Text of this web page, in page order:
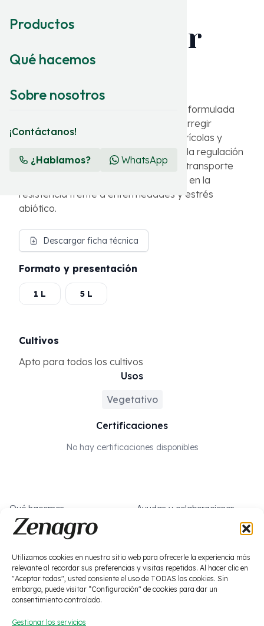
Utilizamos cookies en nuestro sitio web para ofrecerle la experiencia más
relevante al recordar sus preferencias y visitas repetidas. Al hacer clic en
"Aceptar todas", usted consiente el uso de TODAS las cookies. Sin
embargo, puede visitar “Configuración" de cookies para dar un
consentimiento controlado.
Gestionar los servicios
Productos
Qué hacemos
Sobre nosotros
¡Contáctanos!
¿Hablamos? WhatsApp
Pulpamor
INDUCCIÓN VEGETATIVA
Solución concentrada de alta pureza, formulada
en base a potasio y diseñada para corregir
deficiencias de potasio en cultivos agrícolas y
optimizar procesos fisiológicos como la regulación
osmótica, la síntesis de azúcares y el transporte
de nutrientes, así como el incremento en la
resistencia frente a enfermedades y estrés
abiótico.
Descargar ficha técnica
Formato y presentación
1 L 5 L
Cultivos
Apto para todos los cultivos
Usos
Vegetativo
Certificaciones
No hay certificaciones disponibles
Qué hacemos
Sobre nosotros
Noticias
Ayudas y colaboraciones
Social
Bioestimulación
Macronutrición
Fitosanitarios